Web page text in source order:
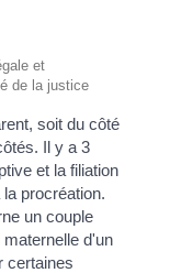
et
de la justice
soit du côté
Il y a 3
et la filiation
procréation.
un couple
d'un
certaines